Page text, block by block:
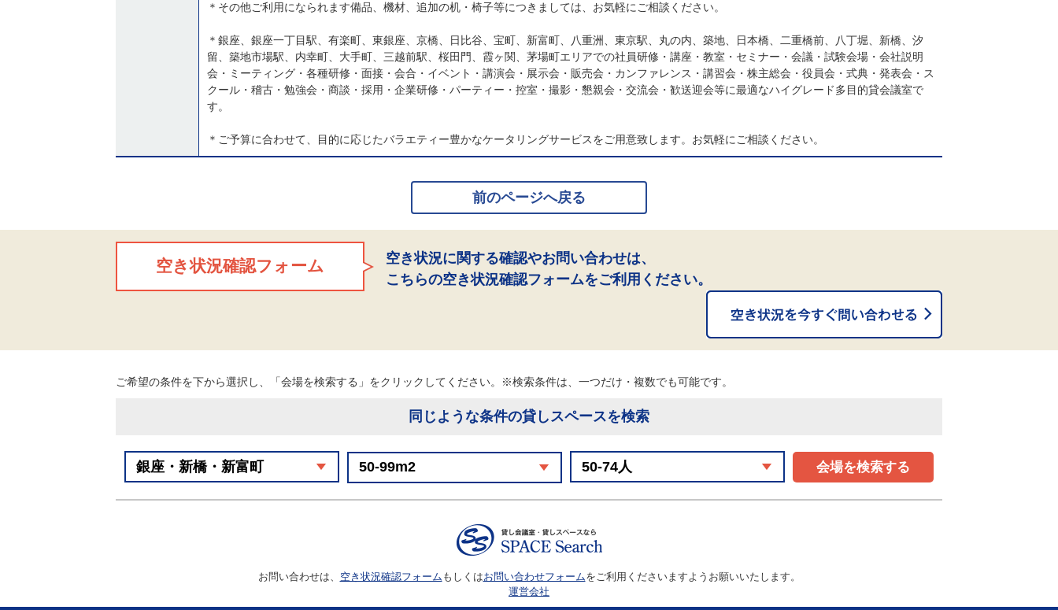
＊その他ご利用になられます備品、機材、追加の机・椅子等につきましては、お気軽にご相談ください。
＊銀座、銀座一丁目駅、有楽町、東銀座、京橋、日比谷、宝町、新富町、八重洲、東京駅、丸の内、築地、日本橋、二重橋前、八丁堀、新橋、汐
留、築地市場駅、内幸町、大手町、三越前駅、桜田門、霞ヶ関、茅場町エリアでの社員研修・講座・教室・セミナー・会議・試験会場・会社説明
会・ミーティング・各種研修・面接・会合・イベント・講演会・展示会・販売会・カンファレンス・講習会・株主総会・役員会・式典・発表会・ス
クール・稽古・勉強会・商談・採用・企業研修・パーティー・控室・撮影・懇親会・交流会・歓送迎会等に最適なハイグレード多目的貸会議室で
す。
＊ご予算に合わせて、目的に応じたバラエティー豊かなケータリングサービスをご用意致します。お気軽にご相談ください。
前のページへ戻る
空き状況確認フォーム
空き状況に関する確認やお問い合わせは、
こちらの空き状況確認フォームをご利用ください。
ご希望の条件を下から選択し、「会場を検索する」をクリックしてください。※検索条件は、一つだけ・複数でも可能です。
同じような条件の貸しスペースを検索
会場を検索する
お問い合わせは、 空き状況確認フォーム もしくはお問い合わせフォームをご利用くださいますようお願いいたします。
運営会社